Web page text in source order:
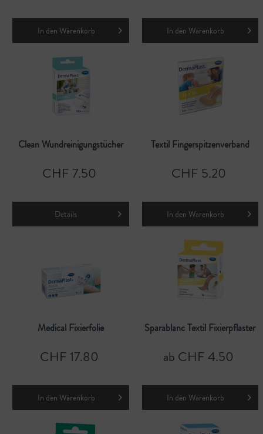
In den Warenkorb In den Warenkorb
Clean Wundreinigungstücher
CHF 7.50
Details
Textil Fingerspitzenverband
CHF 5.20
In den Warenkorb
Medical Fixierfolie
CHF 17.80
In den Warenkorb
Sparablanc Textil Fixierpflaster
ab CHF 4.50
In den Warenkorb